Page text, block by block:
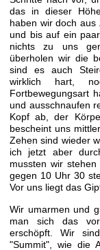
das in dieser
haben wir doch aus
und bis auf ein
nichts zu uns
überholen wir die
sind es auch
wirklich hart,
Fortbewegungsart
und ausschnaufen
Kopf ab, der
bescheint uns
Zehen sind wieder
ich jetzt aber
mussten wir
gegen 10 Uhr 30
Vor uns liegt das
Wir umarmen und
man sich das
erschöpft. Wir
"Summit", wie die